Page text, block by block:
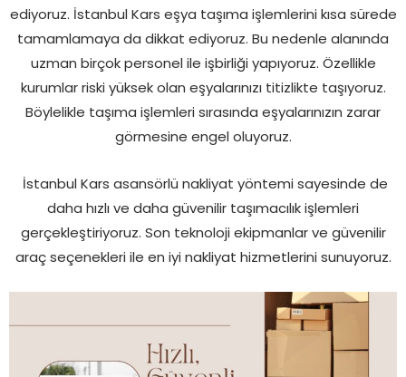
ediyoruz. İstanbul Kars eşya taşıma işlemlerini kısa sürede
tamamlamaya da dikkat ediyoruz. Bu nedenle alanında
uzman birçok personel ile işbirliği yapıyoruz. Özellikle
kurumlar riski yüksek olan eşyalarınızı titizlikte taşıyoruz.
Böylelikle taşıma işlemleri sırasında eşyalarınızın zarar
görmesine engel oluyoruz.
İstanbul Kars asansörlü nakliyat yöntemi sayesinde de
daha hızlı ve daha güvenilir taşımacılık işlemleri
gerçekleştiriyoruz. Son teknoloji ekipmanlar ve güvenilir
araç seçenekleri ile en iyi nakliyat hizmetlerini sunuyoruz.